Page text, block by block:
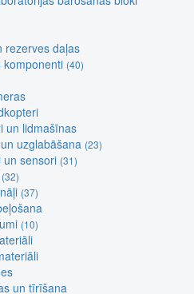
rezerves daļas
komponenti (40)
un lidmašīnas
uzglabāšana (23)
un sensori (31)
(32)
(37)
(10)
un tīrīšana